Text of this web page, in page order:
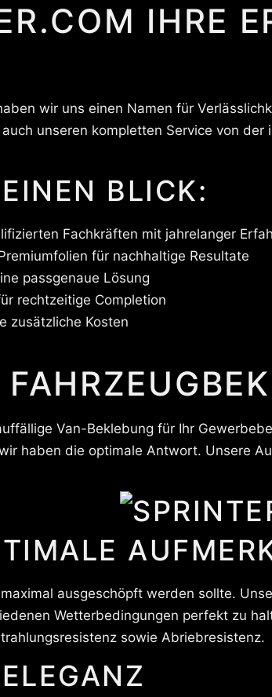
IHRE
wir uns einen Namen für
unseren kompletten Service von der
BLICK:
Fachkräften mit jahrelanger
für nachhaltige Resultate
passgenaue Lösung
rechtzeitige Completion
zusätzliche Kosten
Van-Beklebung für Ihr
haben die optimale Antwort. Unsere
ausgeschöpft werden sollte.
Wetterbedingungen perfekt zu
sowie Abriebresistenz.